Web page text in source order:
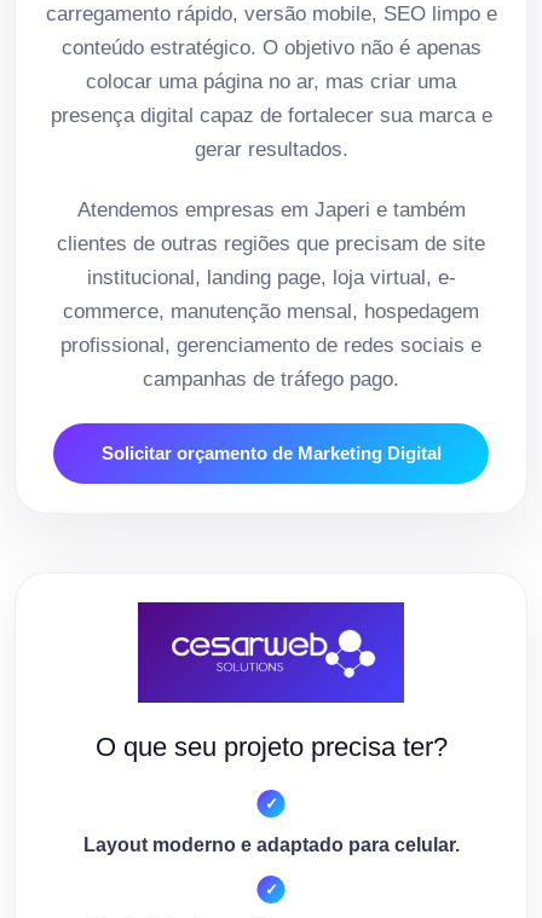
carregamento rápido, versão mobile, SEO limpo e
conteúdo estratégico. O objetivo não é apenas
colocar uma página no ar, mas criar uma
presença digital capaz de fortalecer sua marca e
gerar resultados.
Atendemos empresas em Japeri e também
clientes de outras regiões que precisam de site
institucional, landing page, loja virtual, e-
commerce, manutenção mensal, hospedagem
profissional, gerenciamento de redes sociais e
campanhas de tráfego pago.
Solicitar orçamento de Marketing Digital
O que seu projeto precisa ter?
Layout moderno e adaptado para celular.